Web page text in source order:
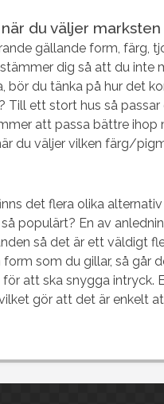
du väljer marksten
gällande form, färg,
dig så att du inte
bör du tänka på hur det
Till ett stort hus så
att passa bättre ihop
du väljer vilken färg/
det flera olika
populärt? En av
så det är ett väldigt
som du gillar, så går
att ska snygga intryck.
gör att det är enkelt